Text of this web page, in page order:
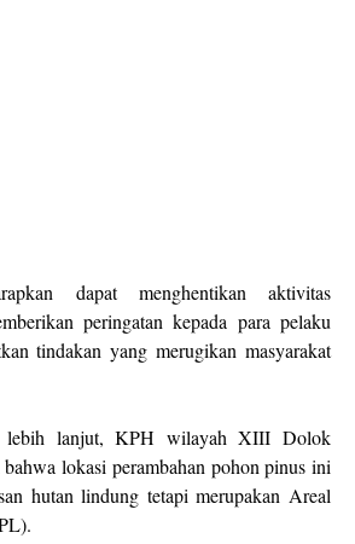
dapat menghentikan aktivitas
peringatan kepada para pelaku
tindakan yang merugikan masyarakat
lebih lanjut, KPH wilayah XIII Dolok
lokasi perambahan pohon pinus ini
hutan lindung tetapi merupakan Areal